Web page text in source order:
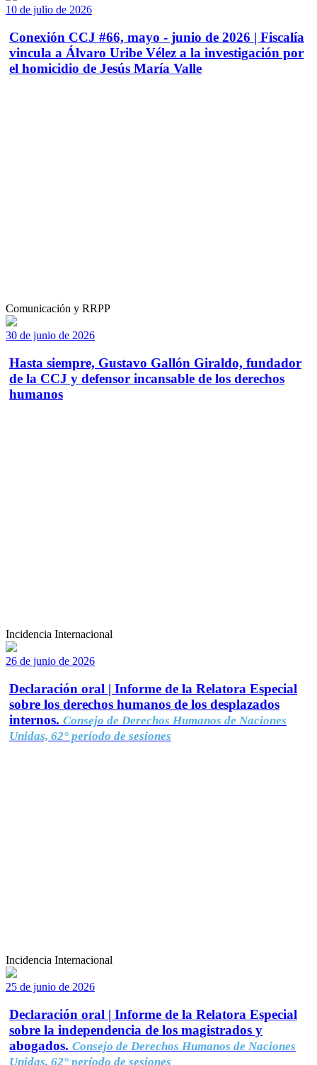
10 de julio de 2026
Conexión CCJ #66, mayo - junio de 2026 | Fiscalía
vincula a Álvaro Uribe Vélez a la investigación por
el homicidio de Jesús María Valle
Comunicación y RRPP
30 de junio de 2026
Hasta siempre, Gustavo Gallón Giraldo, fundador
de la CCJ y defensor incansable de los derechos
humanos
Incidencia Internacional
26 de junio de 2026
Declaración oral | Informe de la Relatora Especial
sobre los derechos humanos de los desplazados
internos. Consejo de Derechos Humanos de Naciones
Unidas, 62° período de sesiones
Incidencia Internacional
25 de junio de 2026
Declaración oral | Informe de la Relatora Especial
sobre la independencia de los magistrados y
abogados. Consejo de Derechos Humanos de Naciones
Unidas, 62° período de sesiones